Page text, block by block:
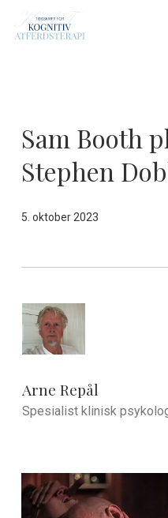
Sam Booth
Stephen
5. oktober 2023
Arne Repål
Spesialist klinisk